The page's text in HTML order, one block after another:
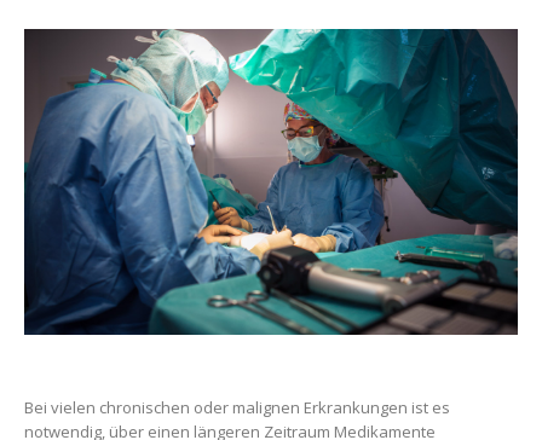
Bei vielen chronischen oder malignen Erkrankungen ist es
notwendig, über einen längeren Zeitraum Medikamente